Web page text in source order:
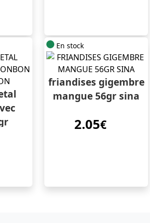
En stock
friandises gigembre
mangue 56gr sina
2.05€